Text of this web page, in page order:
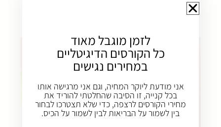
לזמן מוגבל מאוד
כל הקורסים הדיגיטליים
במחירים נגישים
אני מודעת ליוקר המחיה, וגם אני מרגישה אותו
בכל קנייה, זו הסיבה שהחלטתי להוריד את
מחירי הקורסים לרצפה, כדי שלא תצטרכו לבחור
בין לשמור על הבריאות לבין לשמור על הכיס.